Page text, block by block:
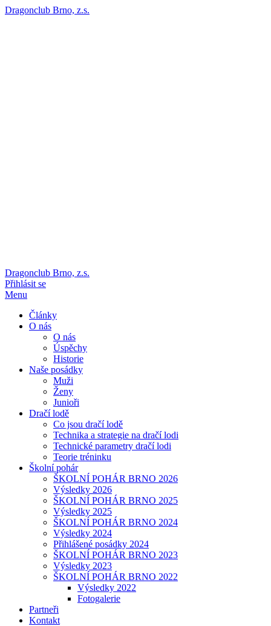
Dragonclub Brno, z.s.
Dragonclub Brno, z.s.
Přihlásit se
Menu
Články
O nás
O nás
Úspěchy
Historie
Naše posádky
Muži
Ženy
Junioři
Dračí lodě
Co jsou dračí lodě
Technika a strategie na dračí lodi
Technické parametry dračí lodi
Teorie tréninku
Školní pohár
ŠKOLNÍ POHÁR BRNO 2026
Výsledky 2026
ŠKOLNÍ POHÁR BRNO 2025
Výsledky 2025
ŠKOLNÍ POHÁR BRNO 2024
Výsledky 2024
Přihlášené posádky 2024
ŠKOLNÍ POHÁR BRNO 2023
Výsledky 2023
ŠKOLNÍ POHÁR BRNO 2022
Výsledky 2022
Fotogalerie
Partneři
Kontakt